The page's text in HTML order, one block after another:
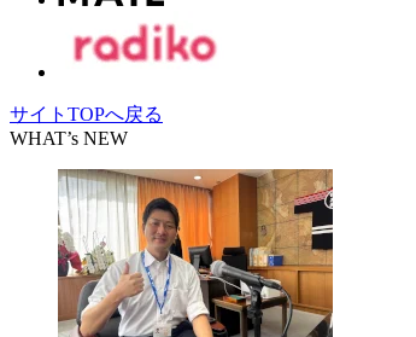
サイトTOPへ戻る
WHAT’s NEW